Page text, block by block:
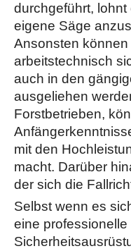
durchgeführt, lohnt
eigene Säge
Ansonsten können
arbeitstechnisch
auch in den
ausgeliehen
Forstbetrieben,
mit den
macht. Darüber
der sich die
Selbst wenn es
eine